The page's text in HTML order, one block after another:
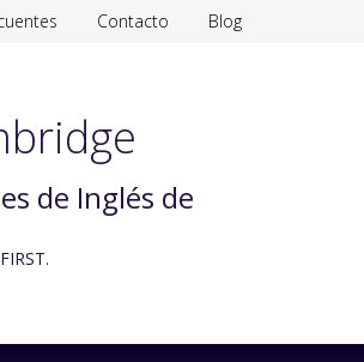
Contacto Blog
de Inglés de